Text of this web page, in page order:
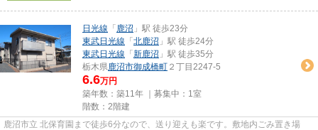
日光線 「 鹿沼 」駅 徒歩23分
東武日光線 「 北鹿沼 」駅 徒歩24分
東武日光線 「 新鹿沼 」駅 徒歩35分
栃木県鹿沼市御成橋町 ２丁目2247-5
6.6万円
築年数：築11年 ｜募集中： 1室
階数：2階建
鹿沼市立 北保育園まで徒歩6分なので、送り迎えも楽です。敷地内ごみ置き場